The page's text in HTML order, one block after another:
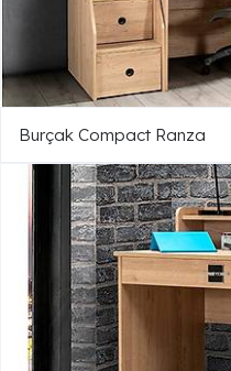
Burçak Compact Ranza